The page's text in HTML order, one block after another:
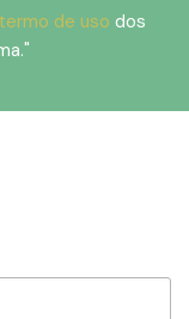
termo de uso dos